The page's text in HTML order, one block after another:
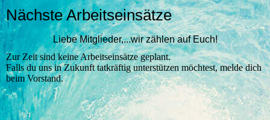
Nächste Arbeitseinsätze
Liebe Mitglieder,...wir zählen auf Euch!
Zur Zeit sind keine Arbeitseinsätze geplant.
Falls du uns in Zukunft tatkräftig unterstützen möchtest, melde dich
beim Vorstand.